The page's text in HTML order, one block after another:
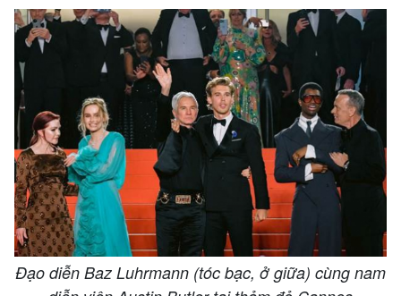
Đạo diễn Baz Luhrmann (tóc bạc, ở giữa) cùng nam